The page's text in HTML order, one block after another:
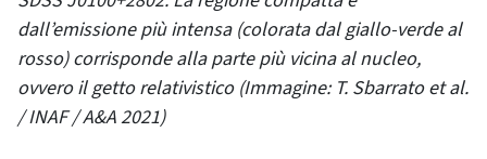
dall’emissione più intensa (colorata dal giallo-verde al
rosso) corrisponde alla parte più vicina al nucleo,
ovvero il getto relativistico (Immagine: T. Sbarrato et al.
/ INAF / A&A 2021)